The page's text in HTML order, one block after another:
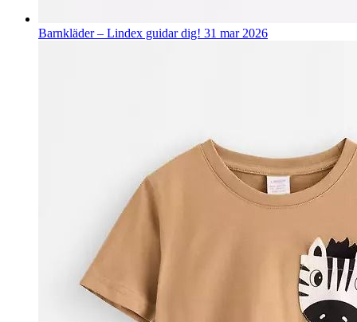
Barnkläder – Lindex guidar dig! 31 mar 2026